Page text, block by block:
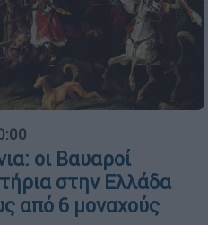
οι Βαυαροί
στην Ελλάδα
από 6 μοναχούς